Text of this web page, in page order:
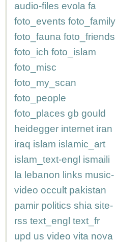
audio-files evola fa
foto_events foto_family
foto_fauna foto_friends
foto_ich foto_islam
foto_misc
foto_my_scan
foto_people
foto_places gb gould
heidegger internet iran
iraq islam islamic_art
islam_text-engl ismaili
la lebanon links music-
video occult pakistan
pamir politics shia site-
rss text_engl text_fr
upd us video vita nova